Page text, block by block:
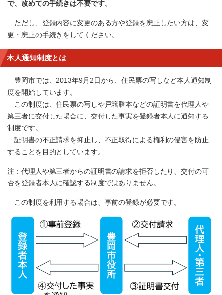
で、改めての手続きは不要です。
ただし、登録内容に変更のある方や登録を廃止したい方は、変
更・廃止の手続きをしてください。
本人通知制度とは
豊岡市では、2013年9月2日から、住民票の写しなど本人通知制
度を開始しています。
この制度は、住民票の写しや戸籍謄本などの証明書を代理人や
第三者に交付した場合に、交付した事実を登録者本人に通知する
制度です。
証明書の不正請求を抑止し、不正取得による権利の侵害を防止
することを目的としています。
注：代理人や第三者からの証明書の請求を拒否したり、交付の可
否を登録者本人に確認する制度ではありません。
この制度を利用する場合は、事前の登録が必要です。